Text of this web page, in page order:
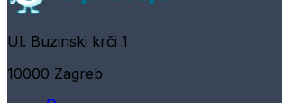
Ul. Buzinski krči 1
10000 Zagreb